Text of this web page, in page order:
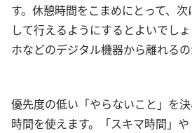
す。休憩時間をこまめにとって、
して行えるようにするとよいでし
ホなどのデジタル機器から離れるの
優先度の低い「やらないこと」を
時間を使えます。「スキマ時間」